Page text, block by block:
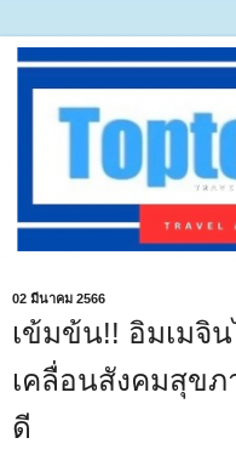
02 มีนาคม 2566
เข้มข้น!! อิมเมจิ
เคลื่อนสังคมสุขภ
ดี